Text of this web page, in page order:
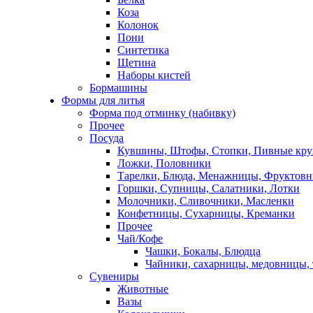
Коза
Колонок
Пони
Синтетика
Щетина
Наборы кистей
Бормашины
Формы для литья
Форма под отминку (набивку)
Прочее
Посуда
Кувшины, Штофы, Стопки, Пивные
Ложки, Половники
Тарелки, Блюда, Менажницы,
Горшки, Супницы, Салатники, Лотки
Молочники, Сливочники, Масленки
Конфетницы, Сухарницы, Креманки
Прочее
Чай/Кофе
Чашки, Бокалы, Блюдца
Чайники, сахарницы, медовницы,
Сувениры
Животные
Вазы